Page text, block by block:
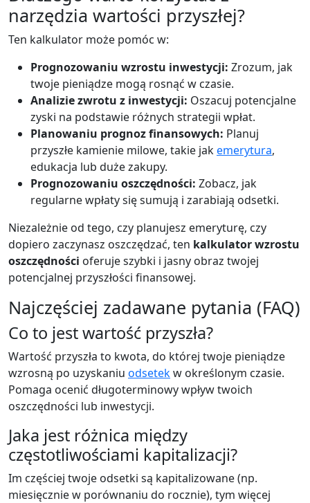
narzędzia wartości przyszłej?
Ten kalkulator może pomóc w:
Prognozowaniu wzrostu inwestycji: Zrozum, jak
twoje pieniądze mogą rosnąć w czasie.
Analizie zwrotu z inwestycji: Oszacuj potencjalne
zyski na podstawie różnych strategii wpłat.
Planowaniu prognoz finansowych: Planuj
przyszłe kamienie milowe, takie jakemerytura,
edukacja lub duże zakupy.
Prognozowaniu oszczędności: Zobacz, jak
regularne wpłaty się sumują i zarabiają odsetki.
Niezależnie od tego, czy planujesz emeryturę, czy
dopiero zaczynasz oszczędzać, ten kalkulator wzrostu
oszczędności oferuje szybki i jasny obraz twojej
potencjalnej przyszłości finansowej.
Najczęściej zadawane pytania (FAQ)
Co to jest wartość przyszła?
Wartość przyszła to kwota, do której twoje pieniądze
wzrosną po uzyskaniu odsetekw określonym czasie.
Pomaga ocenić długoterminowy wpływ twoich
oszczędności lub inwestycji.
Jaka jest różnica między
częstotliwościami kapitalizacji?
Im częściej twoje odsetki są kapitalizowane (np.
miesięcznie w porównaniu do rocznie), tym więcej